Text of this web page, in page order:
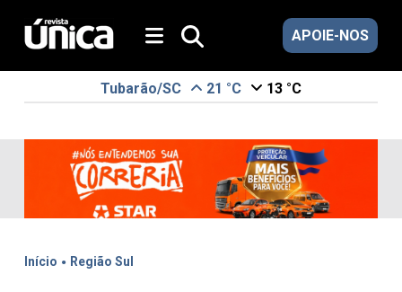
APOIE-NOS
Tubarão/SC 21 °C 13 °C
Início . Região Sul